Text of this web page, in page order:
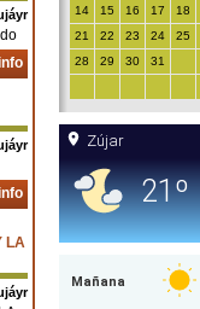
LA
14
15 16 17 18
21
22 23 24 25
28
29 30 31